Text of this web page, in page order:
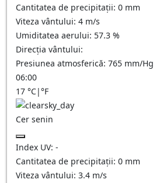
Cantitatea de precipitații: 0 mm
Viteza vântului: 4 m/s
Umiditatea aerului: 57.3 %
Direcția vântului:
Presiunea atmosferică: 765 mm/Hg
06:00
17 °C|°F
Cer senin
Index UV: -
Cantitatea de precipitații: 0 mm
Viteza vântului: 3.4 m/s